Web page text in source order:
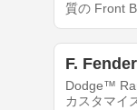
質の Front
F.
Dodge™
カスタマイ